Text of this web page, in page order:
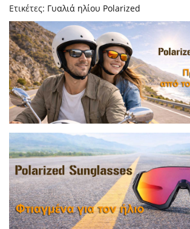
Ετικέτες: Γυαλιά ηλίου Polarized